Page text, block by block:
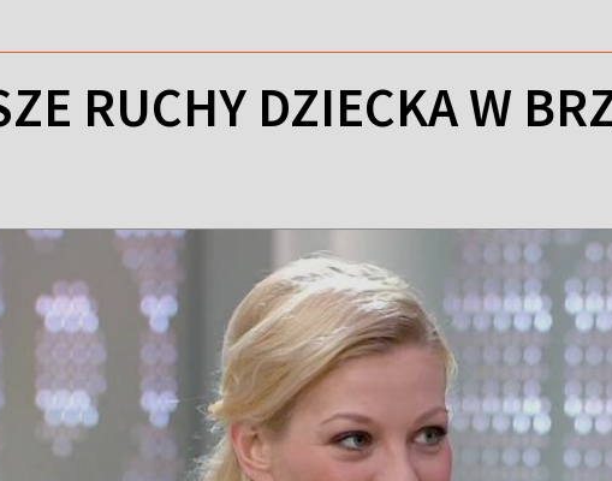
RUCHY DZIECKA W